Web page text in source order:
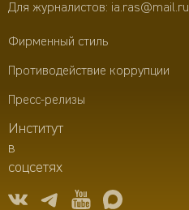
Для журналистов: ia.ras@mail.ru
Фирменный стиль
Противодействие коррупции
Пресс-релизы
Институт
в
соцсетях